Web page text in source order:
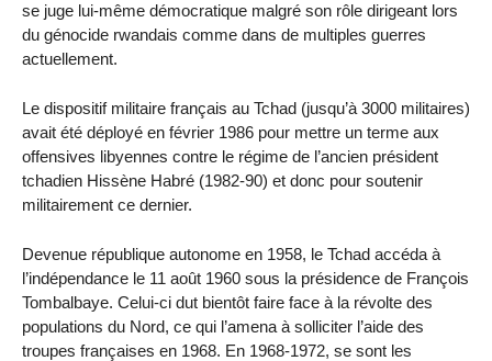
se juge lui-même démocratique malgré son rôle dirigeant lors
du génocide rwandais comme dans de multiples guerres
actuellement.
Le dispositif militaire français au Tchad (jusqu’à 3000 militaires)
avait été déployé en février 1986 pour mettre un terme aux
offensives libyennes contre le régime de l’ancien président
tchadien Hissène Habré (1982-90) et donc pour soutenir
militairement ce dernier.
Devenue république autonome en 1958, le Tchad accéda à
l’indépendance le 11 août 1960 sous la présidence de François
Tombalbaye. Celui-ci dut bientôt faire face à la révolte des
populations du Nord, ce qui l’amena à solliciter l’aide des
troupes françaises en 1968. En 1968-1972, se sont les